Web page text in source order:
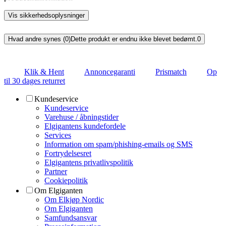
Vis sikkerhedsoplysninger
Hvad andre synes (0)Dette produkt er endnu ikke blevet bedømt.0
Klik & Hent Annoncegaranti Prismatch
Op
til 30 dages returret
Kundeservice
Kundeservice
Varehuse / åbningstider
Elgigantens kundefordele
Services
Information om spam/phishing-emails og SMS
Fortrydelsesret
Elgigantens privatlivspolitik
Partner
Cookiepolitik
Om Elgiganten
Om Elkjøp Nordic
Om Elgiganten
Samfundsansvar